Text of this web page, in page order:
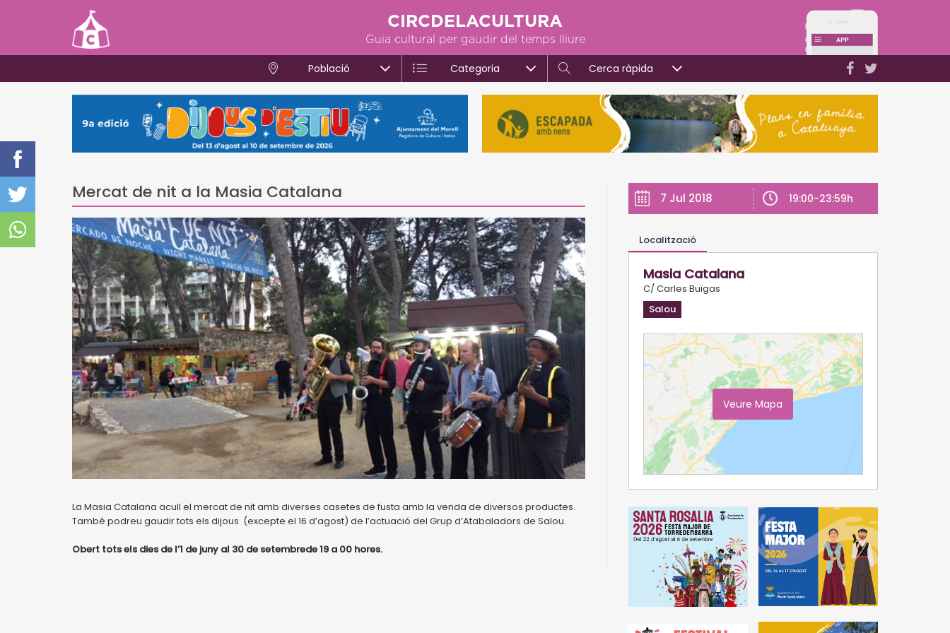
CIRCDELACULTURA
Guia cultural per gaudir del temps lliure
Població Categoria Cerca ràpida
Mercat de nit a la Masia Catalana
La Masia Catalana acull el mercat de nit amb diverses casetes de fusta amb la venda de diversos productes.
També podreu gaudir tots els dijous (excepte el 16 d’agost) de l’actuació del Grup d’Atabaladors de Salou.
Obert tots els dies de l’1 de juny al 30 de setembrede 19 a 00 hores.
7 Jul 2018 19:00-23:59h
Localització
Masia Catalana
C/ Carles Buïgas
Salou
Veure Mapa